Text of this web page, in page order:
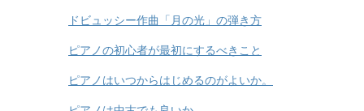
ドビュッシー作曲「月の光」の弾き方
ピアノの初心者が最初にするべきこと
ピアノはいつからはじめるのがよいか。